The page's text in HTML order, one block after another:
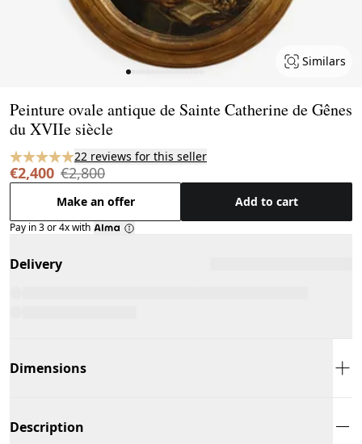
Similars
Peinture ovale antique de Sainte Catherine de Gênes
du XVIIe siècle
22 reviews for this seller
€2,400 €2,800
Make an offer Add to cart
Pay in 3 or 4x with
Delivery
Dimensions
Description